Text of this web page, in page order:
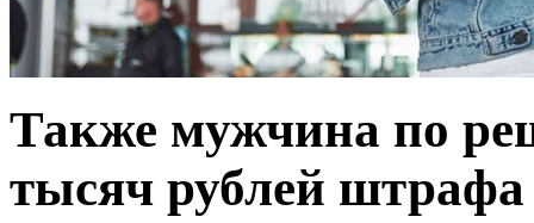
Также мужчина по
тысяч рублей штрафа